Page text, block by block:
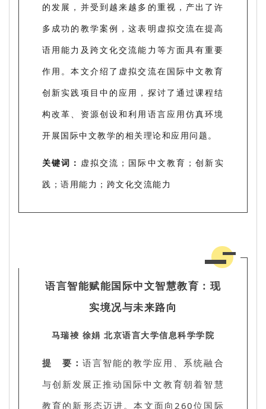
的发展，并受到越来越多的重视，产出了许
多成功的教学案例，这表明虚拟交流在提高
语用能力及跨文化交流能力等方面具有重要
作用。本文介绍了虚拟交流在国际中文教育
创新实践项目中的应用，探讨了通过课程结
构改革、资源创设和利用语言应用仿真环境
开展国际中文教学的相关理论和应用问题。
关键词： 虚拟交流；国际中文教育；创新实
践；语用能力；跨文化交流能力
语言智能赋能国际中文智慧教育：现
实境况与未来路向
马瑞祾 徐娟 北京语言大学信息科学学院
提 要：语言智能的教学应用、系统融合
与创新发展正推动国际中文教育朝着智慧
教育的新形态迈进。本文面向260位国际